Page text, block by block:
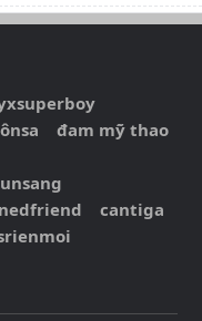
đam mỹ thao
cantiga